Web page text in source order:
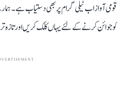
قومی آواز اب ٹیلی گرام پر بھی دستیاب ہے۔
کو جوائن کرنے کے لئے یہاں کلک کریں اور